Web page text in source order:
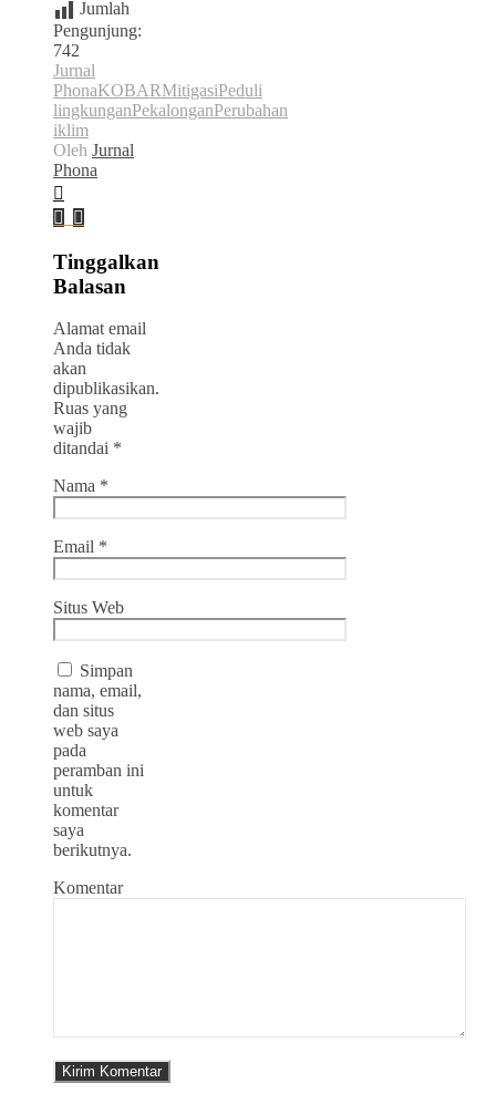
Jumlah
Pengunjung:
742
Jurnal
PhonaKOBARMitigasiPeduli
lingkunganPekalonganPerubahan
iklim
Oleh Jurnal
Phona
Tinggalkan
Balasan
Alamat email
Anda tidak
akan
dipublikasikan.
Ruas yang
wajib
ditandai *
Nama *
Email *
Situs Web
Simpan
nama, email,
dan situs
web saya
pada
peramban ini
untuk
komentar
saya
berikutnya.
Komentar